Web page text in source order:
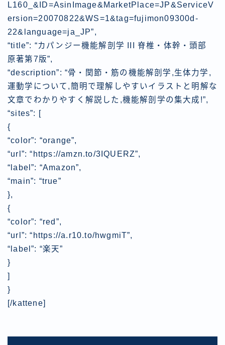
L160_&ID=AsinImage&MarketPlace=JP&ServiceV
ersion=20070822&WS=1&tag=fujimon09300d-
22&language=ja_JP”,
“title”: “カパンジー機能解剖学 III 脊椎・体幹・頭部
原著第7版”,
“description”: “骨・関節・筋の機能解剖学,生体力学,
運動学について,簡明で理解しやすいイラストと明解な
文章でわかりやすく解説した,機能解剖学の集大成!”,
“sites”: [
{
“color”: “orange”,
“url”: “https://amzn.to/3IQUERZ”,
“label”: “Amazon”,
“main”: “true”
},
{
“color”: “red”,
“url”: “https://a.r10.to/hwgmiT”,
“label”: “楽天”
}
]
}
[/kattene]